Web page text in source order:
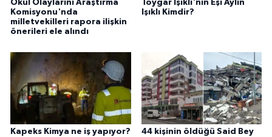
Okul Olaylarını Araştırma
Komisyonu'nda
milletvekilleri rapora ilişkin
önerileri ele alındı
Toygar Işıklı'nın Eşi Aylin
Işıklı Kimdir?
Kapeks Kimya ne iş yapıyor?
44 kişinin öldüğü Said Bey